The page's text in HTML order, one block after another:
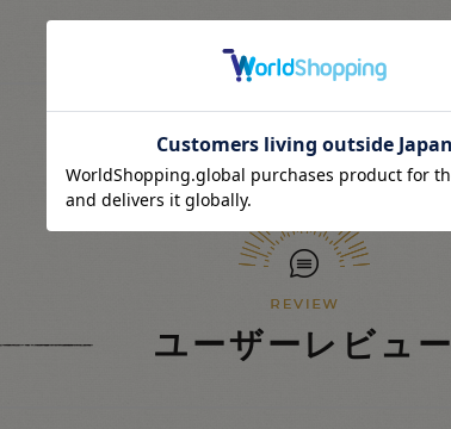
ユーザーレビュー